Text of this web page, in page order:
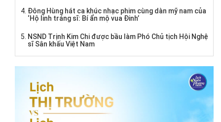
Đông Hùng hát ca khúc nhạc phim cùng dàn mỹ nam của
‘Hộ linh tráng sĩ: Bí ẩn mộ vua Đinh’
NSND Trịnh Kim Chi được bầu làm Phó Chủ tịch Hội Nghệ
sĩ Sân khấu Việt Nam